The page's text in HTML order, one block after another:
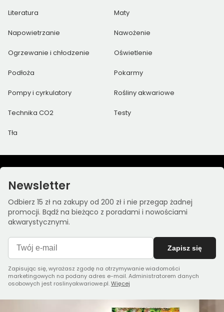
Literatura Maty
Napowietrzanie Nawożenie
Ogrzewanie i chłodzenie Oświetlenie
Podłoża Pokarmy
Pompy i cyrkulatory Rośliny akwariowe
Technika CO2 Testy
Tła
Newsletter
Odbierz 15 zł na zakupy od 200 zł i nie przegap żadnej
promocji. Bądź na bieżąco z poradami i nowościami
akwarystycznymi.
Zapisz się
Zapisując się, wyrażasz zgodę na otrzymywanie wiadomości
marketingowych na podany adres e-mail. Administratorem danych
osobowych jest roslinyakwariowe.pl.Więcej